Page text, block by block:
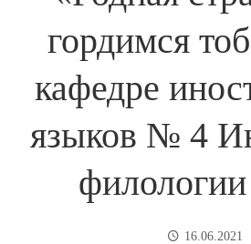
гордимся
кафедре
языков № 4
16.06.2021